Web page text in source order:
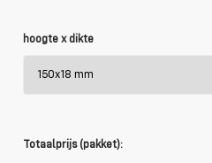
hoogte x dikte
Totaalprijs (pakket):